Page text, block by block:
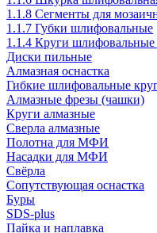
1.1.8 Сегменты для
1.1.7 Губки шлифовальные
1.1.4 Круги шлифовальные
Диски пильные
Алмазная оснастка
Гибкие шлифовальные
Алмазные фрезы (чашки)
Круги алмазные
Сверла алмазные
Полотна для МФИ
Насадки для МФИ
Свёрла
Сопутствующая оснастка
Буры
SDS-plus
Пайка и наплавка